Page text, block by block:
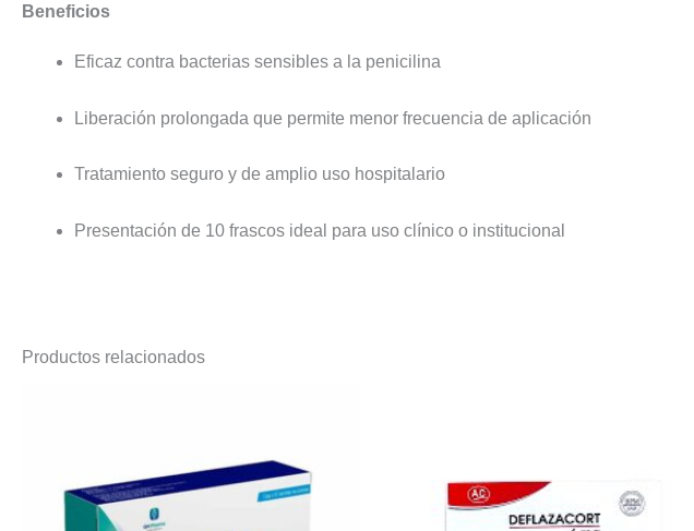
Beneficios
Eficaz contra bacterias sensibles a la penicilina
Liberación prolongada que permite menor frecuencia de aplicación
Tratamiento seguro y de amplio uso hospitalario
Presentación de 10 frascos ideal para uso clínico o institucional
Productos relacionados